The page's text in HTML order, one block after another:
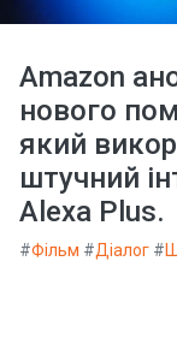
Amazon
нового
який
штучний
Alexa Plus.
#Фільм #Діалог #